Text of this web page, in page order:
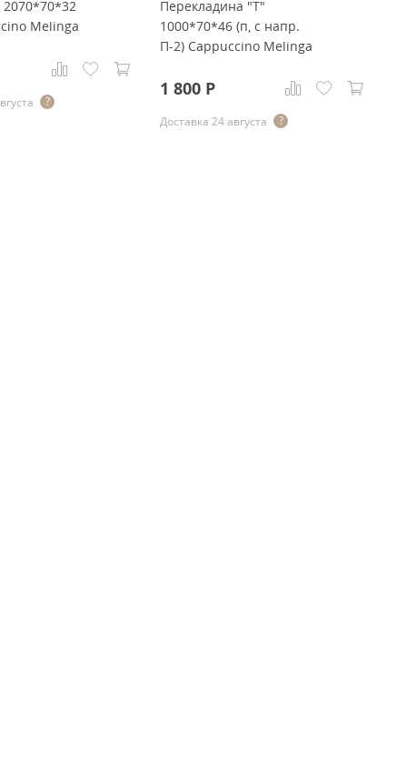
2070*70*32
Melinga
Перекладина "Т"
1000*70*46 (п, с напр.
П-2) Cappuccino Melinga
1 800 Р
Доставка 24 августа